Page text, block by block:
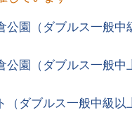
公園（ダブルス一般中
公園（ダブルス一般中
（ダブルス一般中級以